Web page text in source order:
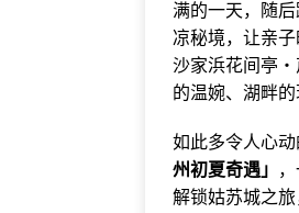
满的一天，随
凉秘境，让亲
沙家浜花间亭
的温婉、湖畔
如此多令人心
州初夏奇遇」
解锁姑苏城之旅